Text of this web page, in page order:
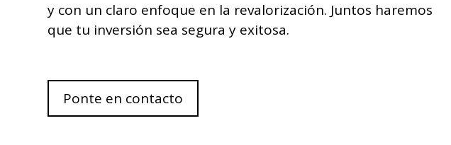
y con un claro enfoque en la revalorización. Juntos haremos
que tu inversión sea segura y exitosa.
Ponte en contacto